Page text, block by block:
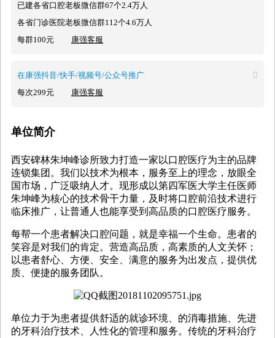
已建各省口腔老板微信群67个2.4万人
各省门诊医院老板微信群112个4.6万人
每群100元
康强客服
在康强抖音/快手/视频号/公众号推广

每次299元
康强客服
单位简介
西安碑林朱坤峰诊所致力打造一家以口腔医疗为主的品牌
连锁集团。我们以技术为根本，服务至上的理念，放眼全
国市场，广泛吸纳人才。现形成以第四军医大学主任医师
朱坤峰为核心的技术骨干力量，及时将口腔前沿技术进行
临床推广，让普通人也能享受到高品质的口腔医疗服务。
每帮一个患者解决口腔问题，就是幸福一个生命。患者的
笑容是对我们的肯定。营造高品质，高素质的人文关怀；
以患者舒心、方便、安全、满意的服务为出发点，提供优
质、便捷的服务团队。
单位力于为患者提供舒适的就诊环境、的消毒措施、先进
的牙科治疗技术、人性化的管理和服务。传统的牙科治疗